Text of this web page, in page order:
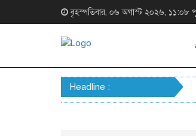
বৃহস্পতিবার, ০৬ অগাস্ট ২০২৬, ১১:০৮
Headline :